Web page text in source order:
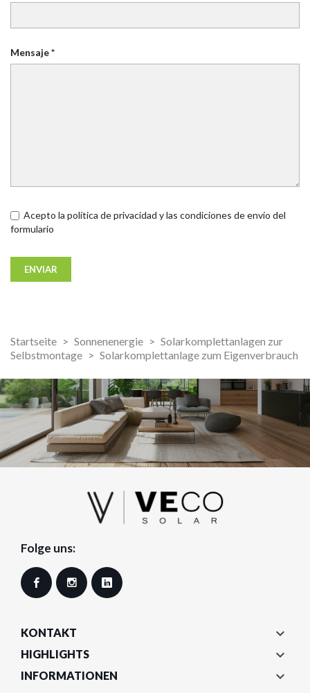
Startseite Sonnenenergie
Solarkomplettanlagen zur
Selbstmontage
Solarkomplettanlage zum Eigenverbrauch
Mensaje *
Acepto la política de privacidad y las condiciones de envío del
formulario
Folge uns:
Facebook Instagram
KONTAKT 
HIGHLIGHTS 
INFORMATIONEN 